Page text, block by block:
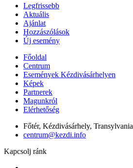
Legfrissebb
Aktuális
Ajánlat
Hozzászólások
Új esemény
Főoldal
Centrum
Események Kézdivásárhelyen
Képek
Partnerek
Magunkról
Elérhetőség
Főtér, Kézdivásárhely, Transylvania
centrum@kezdi.info
Kapcsolj ránk